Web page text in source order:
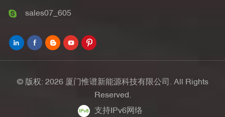
sales07_605
© 版权: 2026 厦门惟谱新能源科技有限公司. All Rights
Reserved.
支持IPv6网络